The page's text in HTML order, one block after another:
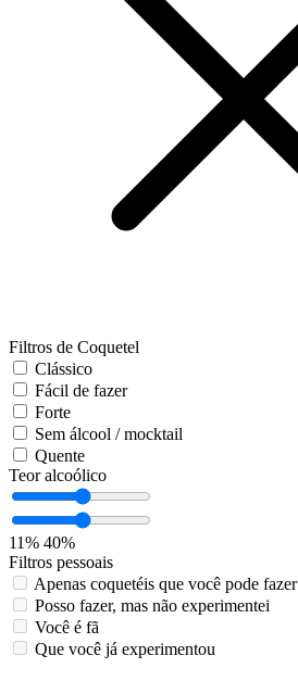
Filtros de Coquetel
Clássico
Fácil de fazer
Forte
Sem álcool / mocktail
Quente
Teor alcoólico
11% 40%
Filtros pessoais
Apenas coquetéis que você pode fazer
Posso fazer, mas não experimentei
Você é fã
Que você já experimentou